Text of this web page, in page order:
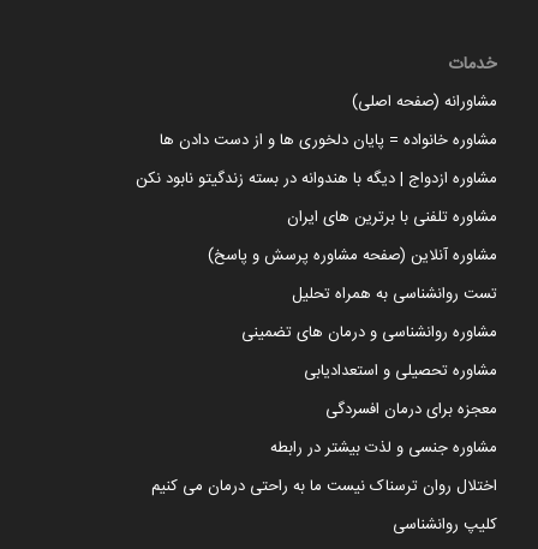
خدمات
مشاورانه (صفحه اصلی)
مشاوره خانواده = پایان دلخوری ها و از دست دادن ها
مشاوره ازدواج | دیگه با هندوانه در بسته زندگیتو نابود نکن
مشاوره تلفنی با برترین های ایران
مشاوره آنلاین (صفحه مشاوره پرسش و پاسخ)
تست روانشناسی به همراه تحلیل
مشاوره روانشناسی و درمان های تضمینی
مشاوره تحصیلی و استعدادیابی
معجزه برای درمان افسردگی
مشاوره جنسی و لذت بیشتر در رابطه
اختلال روان ترسناک نیست ما به راحتی درمان می کنیم
کلیپ روانشناسی